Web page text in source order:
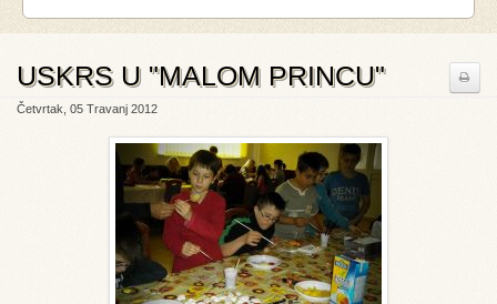
USKRS U "MALOM PRINCU"
Četvrtak, 05 Travanj 2012